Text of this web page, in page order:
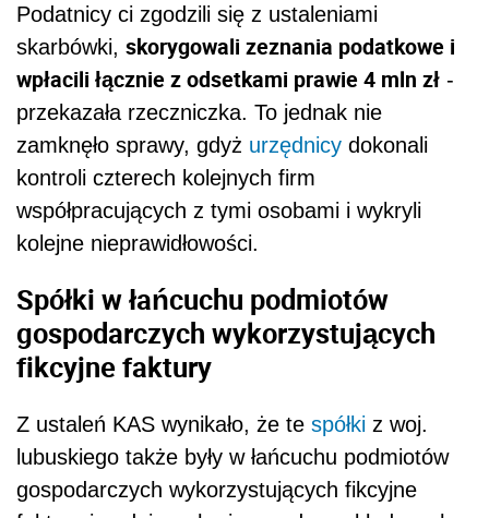
Podatnicy ci zgodzili się z ustaleniami
skarbówki, skorygowali zeznania podatkowe i
wpłacili łącznie z odsetkami prawie 4 mln zł -
przekazała rzeczniczka. To jednak nie
zamknęło sprawy, gdyż urzędnicy dokonali
kontroli czterech kolejnych firm
współpracujących z tymi osobami i wykryli
kolejne nieprawidłowości.
Spółki w łańcuchu podmiotów
gospodarczych wykorzystujących
fikcyjne faktury
Z ustaleń KAS wynikało, że te spółki z woj.
lubuskiego także były w łańcuchu podmiotów
gospodarczych wykorzystujących fikcyjne